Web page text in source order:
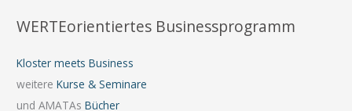
WERTEorientiertes Businessprogramm
Kloster meets Business
weitereKurse & Seminare
und AMATAsBücher